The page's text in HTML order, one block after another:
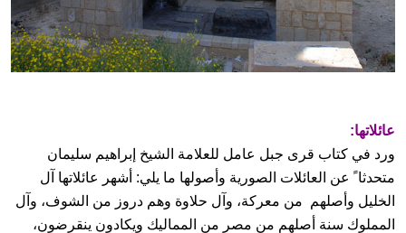
عائلاتها:
ورد في كتاب قرى جبل عامل للعلامة الشيخ إبراهيم سليمان
متحدثا ً عن العائلات الصورية وأصولها ما يلي: أشهر عائلاتها آل
الخليل وأصلهم من معركة، وآل حلاوة وهم دروز من الشوف، وآل
المملوك سنة أصلهم من مصر من المماليك ويكادون ينقرضون،